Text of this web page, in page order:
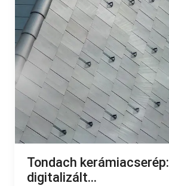
Tondach kerámiacserép:
digitalizált...